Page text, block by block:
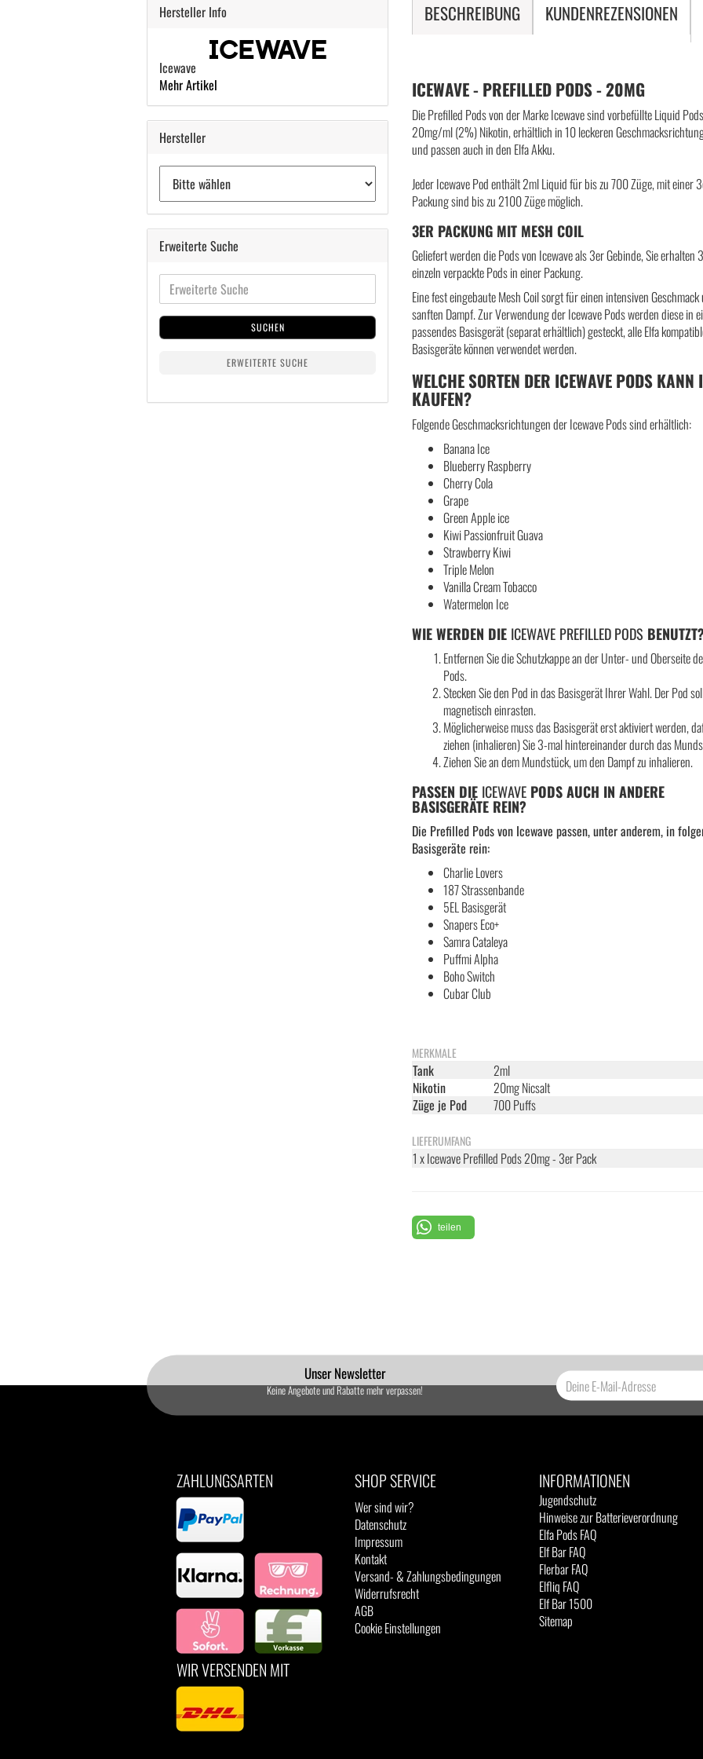
BESCHREIBUNG KUNDENREZENSIONEN
ICEWAVE - PREFILLED PODS - 20MG
Die Prefilled Pods von der Marke Icewave sind vorbefüllte Liquid
20mg/ml (2%) Nikotin, erhältlich in 10 leckeren
und passen auch in den Elfa Akku.
Jeder Icewave Pod enthält 2ml Liquid für bis zu 700 Züge, mit einer
Packung sind bis zu 2100 Züge möglich.
3ER PACKUNG MIT MESH COIL
Geliefert werden die Pods von Icewave als 3er Gebinde, Sie erhalten
einzeln verpackte Pods in einer Packung.
Eine fest eingebaute Mesh Coil sorgt für einen intensiven Geschmack
sanften Dampf. Zur Verwendung der Icewave Pods werden diese in
passendes Basisgerät (separat erhältlich) gesteckt, alle Elfa
Basisgeräte können verwendet werden.
WELCHE SORTEN DER ICEWAVE PODS KANN
KAUFEN?
Folgende Geschmacksrichtungen der Icewave Pods sind erhältlich:
Banana Ice
Blueberry Raspberry
Cherry Cola
Grape
Green Apple ice
Kiwi Passionfruit Guava
Strawberry Kiwi
Triple Melon
Vanilla Cream Tobacco
Watermelon Ice
WIE WERDEN DIE ICEWAVE PREFILLED PODS BENUTZT?
Entfernen Sie die Schutzkappe an der Unter- und Oberseite
Pods.
Stecken Sie den Pod in das Basisgerät Ihrer Wahl. Der Pod
magnetisch einrasten.
Möglicherweise muss das Basisgerät erst aktiviert werden,
ziehen (inhalieren) Sie 3-mal hintereinander durch das
Ziehen Sie an dem Mundstück, um den Dampf zu inhalieren.
PASSEN DIE ICEWAVE PODS AUCH IN ANDERE
BASISGERÄTE REIN?
Die Prefilled Pods von Icewave passen, unter anderem, in
Basisgeräte rein:
Charlie Lovers
187 Strassenbande
5EL Basisgerät
Snapers Eco+
Samra Cataleya
Puffmi Alpha
Boho Switch
Cubar Club
MERKMALE
Tank
2ml
Nikotin
20mg Nicsalt
Züge je Pod
700 Puffs
LIEFERUMFANG
1 x Icewave Prefilled Pods 20mg - 3er Pack
teilen
Hersteller Info
Icewave
Mehr Artikel
Hersteller
Erweiterte Suche
SUCHEN
ERWEITERTE SUCHE
Unser Newsletter
Keine Angebote und Rabatte mehr verpassen!
ZAHLUNGSARTEN
WIR VERSENDEN MIT
SHOP SERVICE
Wer sind wir?
Datenschutz
Impressum
Kontakt
Versand- & Zahlungsbedingungen
Widerrufsrecht
AGB
Cookie Einstellungen
INFORMATIONEN
Jugendschutz
Hinweise zur Batterieverordnung
Elfa Pods FAQ
Elf Bar FAQ
Flerbar FAQ
Elfliq FAQ
Elf Bar 1500
Sitemap